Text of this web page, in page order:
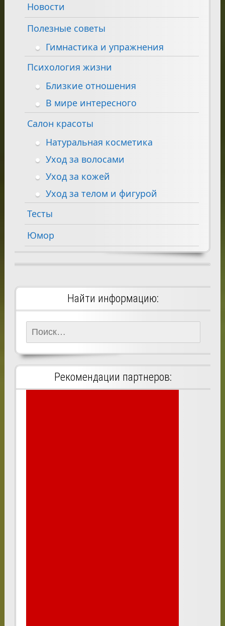
Новости
Полезные советы
Гимнастика и упражнения
Психология жизни
Близкие отношения
В мире интересного
Салон красоты
Натуральная косметика
Уход за волосами
Уход за кожей
Уход за телом и фигурой
Тесты
Юмор
Найти информацию:
Найти:
Рекомендации партнеров: